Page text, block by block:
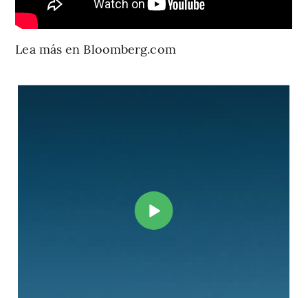
Lea más en Bloomberg.com